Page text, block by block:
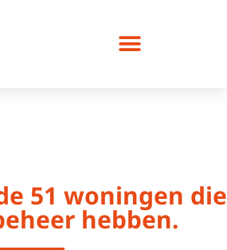
51 woningen die
hebben.